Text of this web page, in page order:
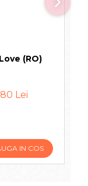
(RO)
80 Lei
IN COS